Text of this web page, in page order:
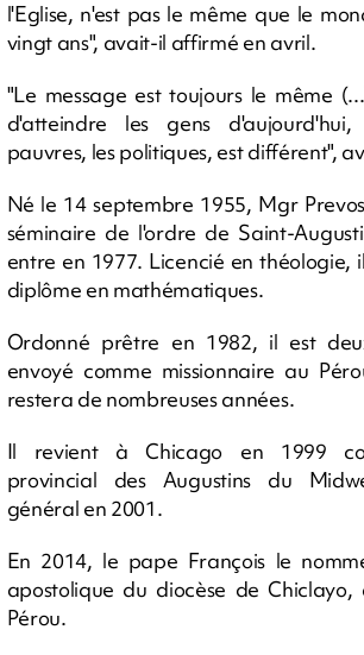
l'Eglise, n'est pas le même que le
vingt ans", avait-il affirmé en avril.
"Le message est toujours le même
d'atteindre les gens
pauvres, les politiques, est différent",
Né le 14 septembre 1955, Mgr
séminaire de l'ordre de Saint-
entre en 1977. Licencié en théologie,
diplôme en mathématiques.
Ordonné prêtre en 1982, il est
envoyé comme missionnaire au
restera de nombreuses années.
Il revient à Chicago en 1999
provincial des Augustins du
général en 2001.
En 2014, le pape François le
apostolique du diocèse de
Pérou.